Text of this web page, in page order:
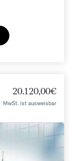
20.120,00€
MwSt. ist ausweisbar